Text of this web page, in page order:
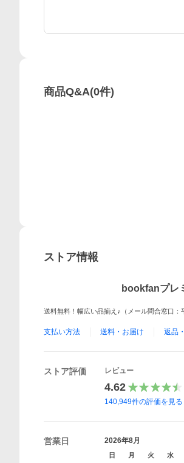
商品Q&A(0件)
ストア情報
bookfanプレ
送料無料！幅広い品揃え♪（メール問合窓口：
支払い方法 送料・お届け 返品
ストア評価 レビュー
4.62
140,949件の評価を見る
営業日 2026年8月
日 月 火 水